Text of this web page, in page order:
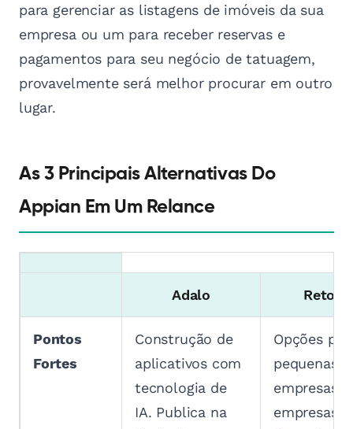
para gerenciar as listagens de imóveis da sua
empresa ou um para receber reservas e
pagamentos para seu negócio de tatuagem,
provavelmente será melhor procurar em outro
lugar.
As 3 Principais Alternativas Do
Appian Em Um Relance
Adalo Retool
Pontos
Fortes
Construção de
aplicativos com
tecnologia de
IA. Publica na
Opções
pequenas
empresas e
empresas.